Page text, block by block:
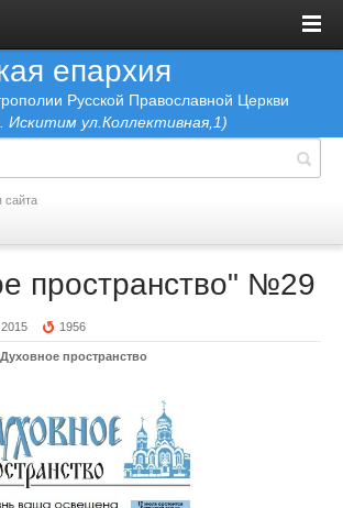
епархия
Русской Православной Церкви
Искитим ул.Коллективная,1)
сайта
пространство" №29
1956
Духовное пространство